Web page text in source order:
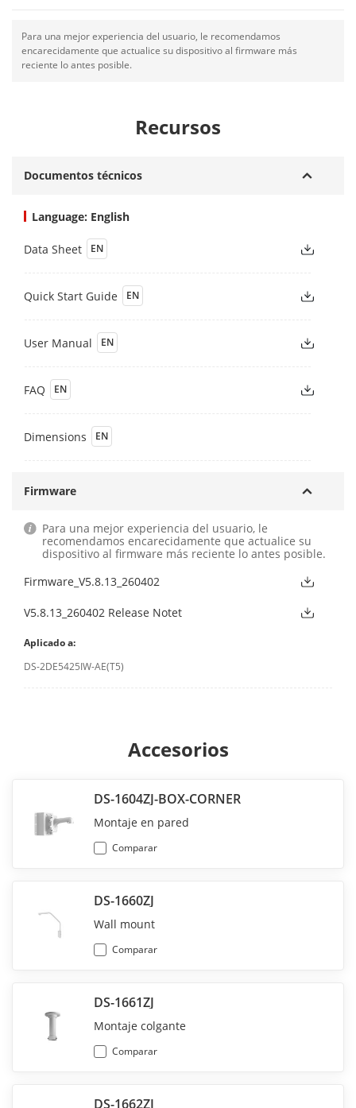
Para una mejor experiencia del usuario, le recomendamos
encarecidamente que actualice su dispositivo al firmware más
reciente lo antes posible.
Recursos
Documentos técnicos
Language: English
Data Sheet EN
Quick Start Guide EN
User Manual EN
FAQ EN
Dimensions EN
Firmware
Para una mejor experiencia del usuario, le
recomendamos encarecidamente que actualice su
dispositivo al firmware más reciente lo antes posible.
Firmware_V5.8.13_260402
V5.8.13_260402 Release Notet
Aplicado a:
DS-2DE5425IW-AE(T5)
Accesorios
DS-1604ZJ-BOX-CORNER
Montaje en pared
Comparar
DS-1660ZJ
Wall mount
Comparar
DS-1661ZJ
Montaje colgante
Comparar
DS-1662ZJ